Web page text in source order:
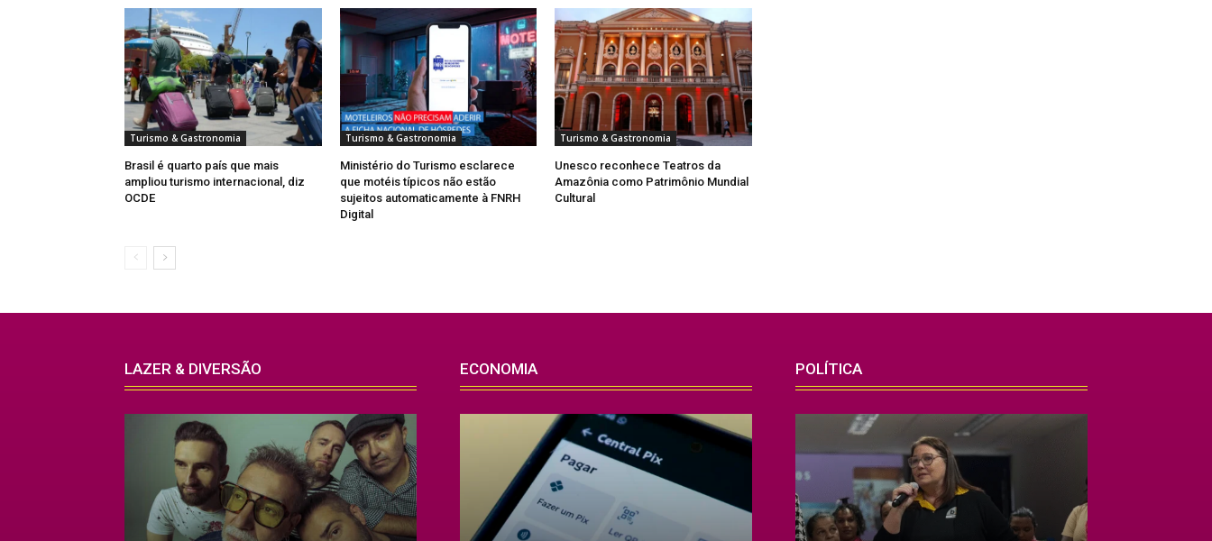
Turismo & Gastronomia
Brasil é quarto país que mais
ampliou turismo internacional, diz
OCDE
Turismo & Gastronomia
Ministério do Turismo esclarece
que motéis típicos não estão
sujeitos automaticamente à FNRH
Digital
Turismo & Gastronomia
Unesco reconhece Teatros da
Amazônia como Patrimônio Mundial
Cultural
LAZER & DIVERSÃO ECONOMIA POLÍTICA